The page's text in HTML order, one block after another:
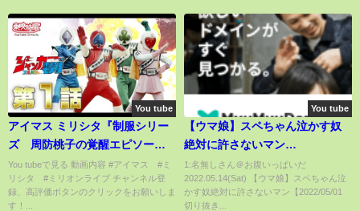
You tube
アイマス ミリシタ『制服シリー
ズ 周防桃子の覚醒エピソー
ド』
You tubeで見る 動画内容 #アイマス #ミ
リシタ #ミリオンライブ チャンネル登
録、高評価ボタンのクリックをお願いしま
す！...
You tube
【ウマ娘】スペちゃん泣かす奴
絶対に許さないマン
【2022/05/01 切り抜き】
1:名無しさん＠お腹いっぱいだ
2022.05.14(Sat) 【ウマ娘】スペちゃん泣
かす奴絶対に許さないマン【2022/05/01
切り抜き...